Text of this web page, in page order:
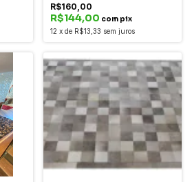
R$160,00
R$144,00 com pix
12 x de R$13,33 sem juros